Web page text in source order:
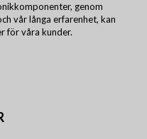
genom
vår långa erfarenhet, kan
för våra kunder.